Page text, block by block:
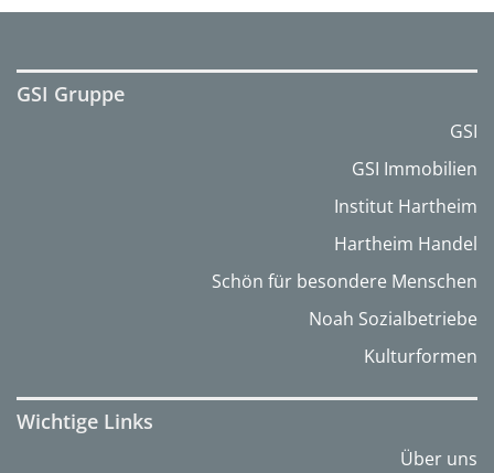
GSI Gruppe
GSI
GSI Immobilien
Institut Hartheim
Hartheim Handel
Schön für besondere Menschen
Noah Sozialbetriebe
Kulturformen
Wichtige Links
Über uns